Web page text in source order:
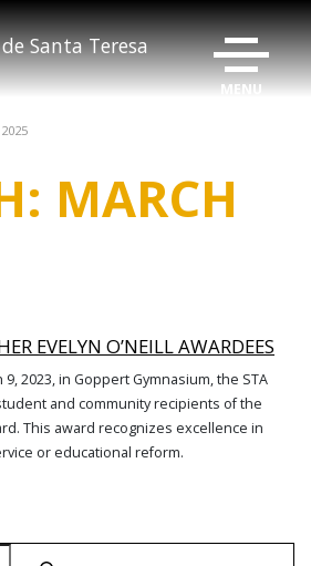
Santa Teresa
MARCH
EVELYN O’NEILL AWARDEES
2023, in Goppert Gymnasium, the STA
and community recipients of the
This award recognizes excellence in
or educational reform.